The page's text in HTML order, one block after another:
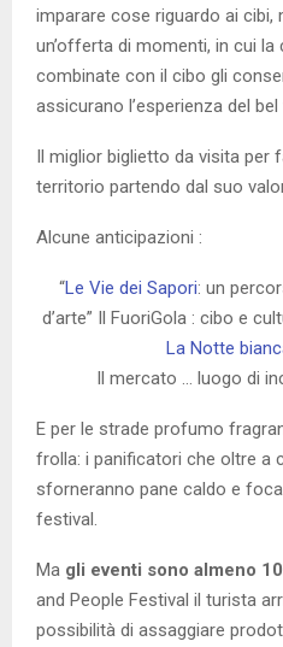
imparare cose riguardo ai
un’offerta di momenti, in cui
combinate con il cibo gli
assicurano l’esperienza del bel
Il miglior biglietto da visita per
territorio partendo dal suo
Alcune anticipazioni :
“Le Vie dei Sapori: un
d’arte” Il FuoriGola : cibo e
La Notte
Il mercato … luogo di
E per le strade profumo
frolla: i panificatori che oltre a
sforneranno pane caldo e
festival.
Ma gli eventi sono almeno
and People Festival il turista
possibilità di assaggiare